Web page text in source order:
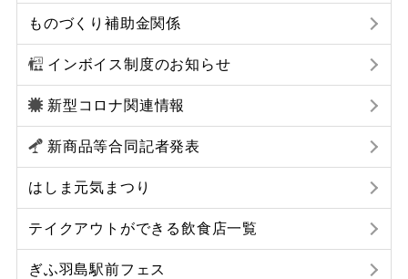
ものづくり補助金関係
インボイス制度のお知らせ
新型コロナ関連情報
新商品等合同記者発表
はしま元気まつり
テイクアウトができる飲食店一覧
ぎふ羽島駅前フェス